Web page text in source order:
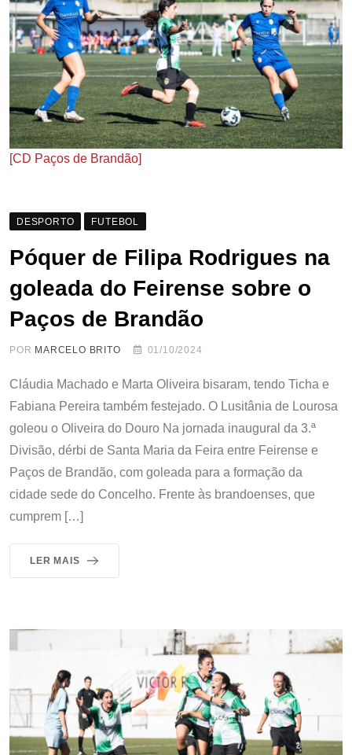
[CD Paços de Brandão]
DESPORTO FUTEBOL
Póquer de Filipa Rodrigues na
goleada do Feirense sobre o
Paços de Brandão
POR MARCELO BRITO 01/10/2024
Cláudia Machado e Marta Oliveira bisaram, tendo Ticha e
Fabiana Pereira também festejado. O Lusitânia de Lourosa
goleou o Oliveira do Douro Na jornada inaugural da 3.ª
Divisão, dérbi de Santa Maria da Feira entre Feirense e
Paços de Brandão, com goleada para a formação da
cidade sede do Concelho. Frente às brandoenses, que
cumprem […]
LER MAIS